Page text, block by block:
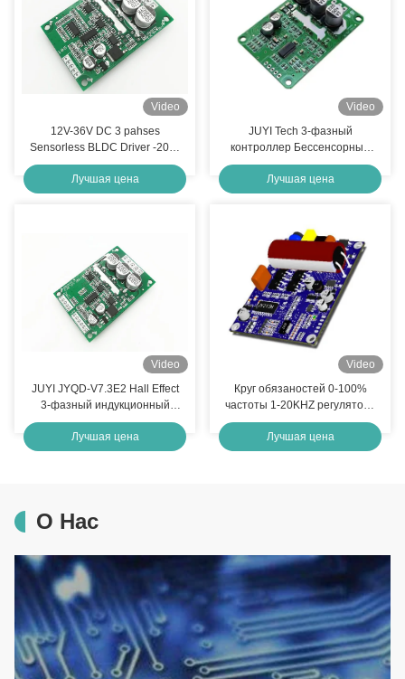
Video
12V-36V DC 3 pahses
Sensorless BLDC Driver -20—
85℃ Защита О.В/Л.В
Лучшая цена
Video
JUYI Tech 3-фазный
контроллер Бессенсорный
BLDC Двигатель 10В-36В 20А
Лучшая цена
Video
JUYI JYQD-V7.3E2 Hall Effect
3-фазный индукционный
двигатель контроллер, 15A
бесбрашная панель
управления постоянным
Лучшая цена
Video
Круг обязаностей 0-100%
частоты 1-20KHZ регулятора
JYQD-V8.8B 80V-220V 1A PWM
мотора JUYI высоковольтный
BLDC
Лучшая цена
О Нас